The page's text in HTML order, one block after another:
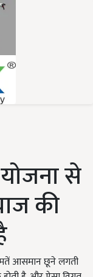
से
की
आसमान छूने लगती